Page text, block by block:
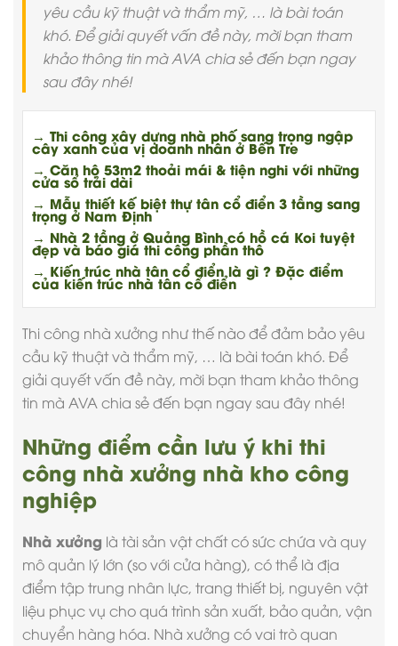
yêu cầu kỹ thuật và thẩm mỹ, … là bài toán
khó. Để giải quyết vấn đề này, mời bạn tham
khảo thông tin mà AVA chia sẻ đến bạn ngay
sau đây nhé!
→ Thi công xây dựng nhà phố sang trọng ngập
cây xanh của vị doanh nhân ở Bến Tre
→ Căn hộ 53m2 thoải mái & tiện nghi với những
cửa sổ trải dài
→ Mẫu thiết kế biệt thự tân cổ điển 3 tầng sang
trọng ở Nam Định
→ Nhà 2 tầng ở Quảng Bình có hồ cá Koi tuyệt
đẹp và báo giá thi công phần thô
→ Kiến trúc nhà tân cổ điển là gì ? Đặc điểm
của kiến trúc nhà tân cổ điển
Thi công nhà xưởng như thế nào để đảm bảo yêu
cầu kỹ thuật và thẩm mỹ, … là bài toán khó. Để
giải quyết vấn đề này, mời bạn tham khảo thông
tin mà AVA chia sẻ đến bạn ngay sau đây nhé!
Những điểm cần lưu ý khi thi
công nhà xưởng nhà kho công
nghiệp
Nhà xưởng là tài sản vật chất có sức chứa và quy
mô quản lý lớn (so với cửa hàng), có thể là địa
điểm tập trung nhân lực, trang thiết bị, nguyên vật
liệu phục vụ cho quá trình sản xuất, bảo quản, vận
chuyển hàng hóa. Nhà xưởng có vai trò quan